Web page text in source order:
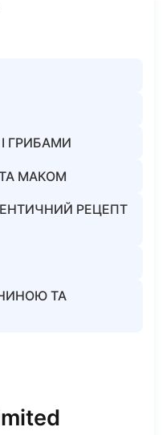
ГРИБАМИ
МАКОМ
РЕЦЕПТ
ТА